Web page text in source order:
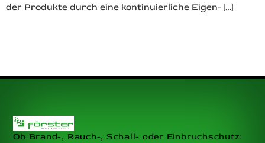
der Produkte durch eine kontinuierliche Eigen- […]
Ob Brand-, Rauch-, Schall- oder Einbruchschutz: